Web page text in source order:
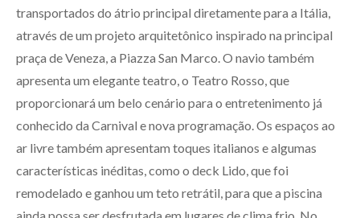
transportados do átrio principal diretamente para a Itália,
através de um projeto arquitetônico inspirado na principal
praça de Veneza, a Piazza San Marco. O navio também
apresenta um elegante teatro, o Teatro Rosso, que
proporcionará um belo cenário para o entretenimento já
conhecido da Carnival e nova programação. Os espaços ao
ar livre também apresentam toques italianos e algumas
características inéditas, como o deck Lido, que foi
remodelado e ganhou um teto retrátil, para que a piscina
ainda possa ser desfrutada em lugares de clima frio. No